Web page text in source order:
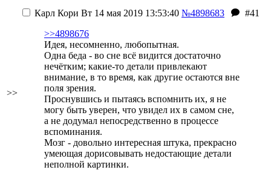
>>
Карл Кори Вт 14 мая 2019 13:53:40 №4898683
#41
>>4898676
Идея, несомненно, любопытная.
Одна беда - во сне всё видится достаточно
нечётким; какие-то детали привлекают
внимание, в то время, как другие остаются вне
поля зрения.
Проснувшись и пытаясь вспомнить их, я не
могу быть уверен, что увидел их в самом сне,
а не додумал непосредственно в процессе
вспоминания.
Мозг - довольно интересная штука, прекрасно
умеющая дорисовывать недостающие детали
неполной картинки.